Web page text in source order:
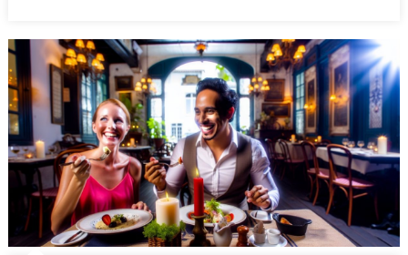
plongée
réussi
!